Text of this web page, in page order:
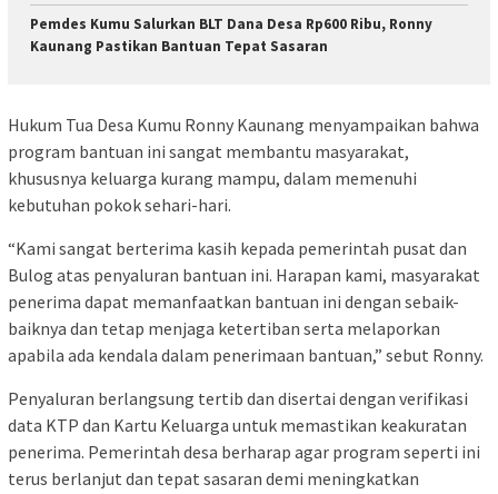
Pemdes Kumu Salurkan BLT Dana Desa Rp600 Ribu, Ronny
Kaunang Pastikan Bantuan Tepat Sasaran
Hukum Tua Desa Kumu Ronny Kaunang menyampaikan bahwa
program bantuan ini sangat membantu masyarakat,
khususnya keluarga kurang mampu, dalam memenuhi
kebutuhan pokok sehari-hari.
“Kami sangat berterima kasih kepada pemerintah pusat dan
Bulog atas penyaluran bantuan ini. Harapan kami, masyarakat
penerima dapat memanfaatkan bantuan ini dengan sebaik-
baiknya dan tetap menjaga ketertiban serta melaporkan
apabila ada kendala dalam penerimaan bantuan,” sebut Ronny.
Penyaluran berlangsung tertib dan disertai dengan verifikasi
data KTP dan Kartu Keluarga untuk memastikan keakuratan
penerima. Pemerintah desa berharap agar program seperti ini
terus berlanjut dan tepat sasaran demi meningkatkan